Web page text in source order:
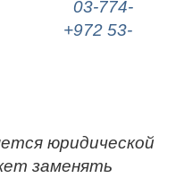
03-774-
+972 53-
юридической
заменять